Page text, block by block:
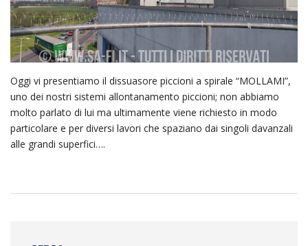
Oggi vi presentiamo il dissuasore piccioni a spirale “MOLLAMI”,
uno dei nostri sistemi allontanamento piccioni; non abbiamo
molto parlato di lui ma ultimamente viene richiesto in modo
particolare e per diversi lavori che spaziano dai singoli davanzali
alle grandi superfici….